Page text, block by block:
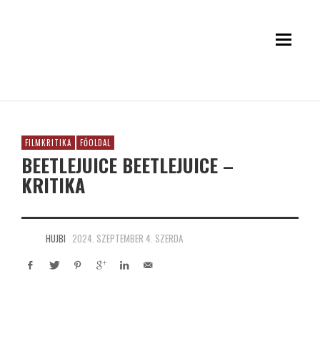
FILMKRITIKA FŐOLDAL
BEETLEJUICE BEETLEJUICE –
KRITIKA
HUJBI 2024. SZEPTEMBER 4. SZERDA